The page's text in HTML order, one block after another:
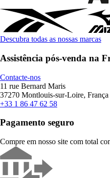
Descubra todas as nossas marcas
Assistência pós-venda na
Contacte-nos
11 rue Bernard Maris
37270 Montlouis-sur-Loire, França
+33 1 86 47 62 58
Pagamento seguro
Compre em nosso site com total